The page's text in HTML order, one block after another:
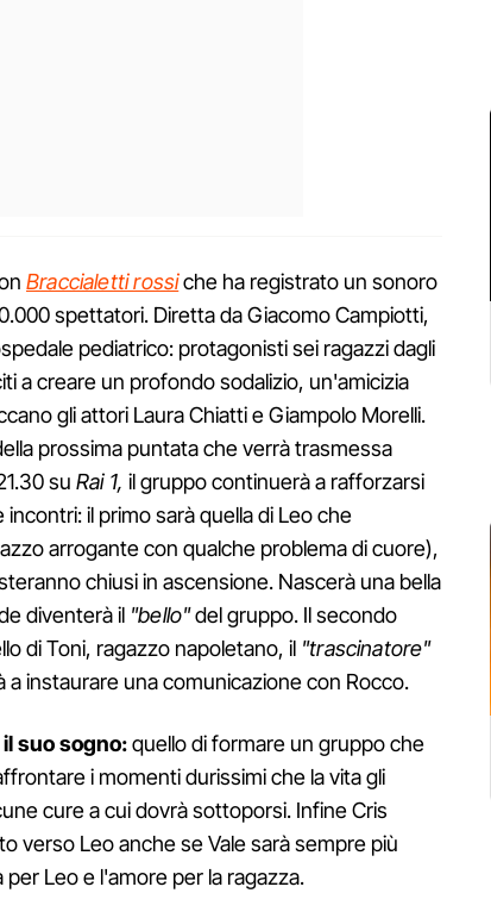
Braccialetti rossiche ha registrato un sonoro
spettatori. Diretta da Giacomo Campiotti,
pediatrico: protagonisti sei ragazzi dagli
a creare un profondo sodalizio, un'amicizia
gli attori Laura Chiatti e Giampolo Morelli.
prossima puntata che verrà trasmessa
su Rai 1, il gruppo continuerà a rafforzarsi
il primo sarà quella di Leo che
arrogante con qualche problema di cuore),
chiusi in ascensione. Nascerà una bella
diventerà il "bello"del gruppo. Il secondo
di Toni, ragazzo napoletano, il "trascinatore"
a instaurare una comunicazione con Rocco.
suo sogno:quello di formare un gruppo che
i momenti durissimi che la vita gli
cure a cui dovrà sottoporsi. Infine Cris
verso Leo anche se Vale sarà sempre più
Leo e l'amore per la ragazza.